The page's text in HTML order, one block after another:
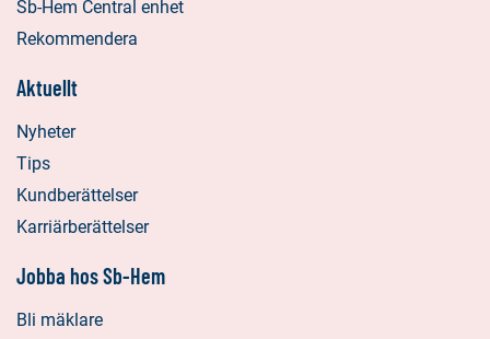
Sb-Hem Central enhet
Rekommendera
Aktuellt
Nyheter
Tips
Kundberättelser
Karriärberättelser
Jobba hos Sb-Hem
Bli mäklare